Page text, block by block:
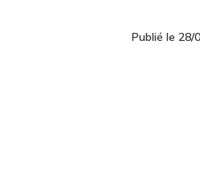
Publié le 28/